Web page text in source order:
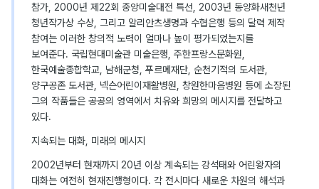
참가, 2000년 제22회 중앙미술대전 특선, 2003년 동양화새천년
청년작가상 수상, 그리고 알리안츠생명과 수협은행 등의 달력 제작
참여는 이러한 창의적 노력이 얼마나 높이 평가되었는지를
보여준다. 국립현대미술관 미술은행, 주한프랑스문화원,
한국예술종합학교, 남해군청, 푸르메재단, 순천기적의 도서관,
양구공존 도서관, 넥슨어린이재활병원, 창원한마음병원 등에 소장된
그의 작품들은 공공의 영역에서 치유와 희망의 메시지를 전달하고
있다.
지속되는 대화, 미래의 메시지
2002년부터 현재까지 20년 이상 계속되는 강석태와 어린왕자의
대화는 여전히 현재진행형이다. 각 전시마다 새로운 차원의 해석과